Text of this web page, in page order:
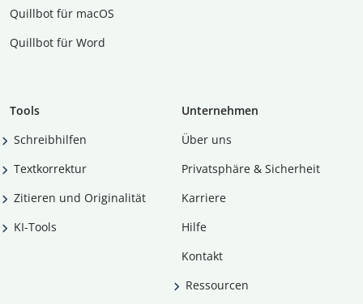
Quillbot für macOS
Quillbot für Word
Tools
Schreibhilfen
Textkorrektur
Zitieren und Originalität
KI-Tools
Unternehmen
Über uns
Privatsphäre & Sicherheit
Karriere
Hilfe
Kontakt
Ressourcen